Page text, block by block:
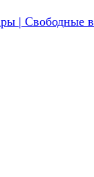
| Свободные